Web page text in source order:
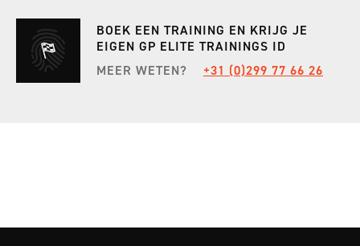
VACATURES
BOEK EEN TRAINING EN KRIJG JE
EIGEN GP ELITE TRAININGS ID
MEER WETEN?
+31 (0)299 77 66 26